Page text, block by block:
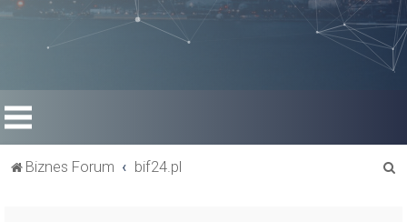
Biznes Forum bif24.pl